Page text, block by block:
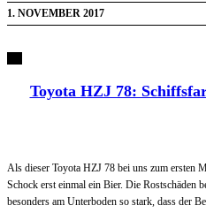
1. NOVEMBER 2017
Toyota HZJ 78:
Als dieser Toyota HZJ 78 bei uns zum ersten
Schock erst einmal ein Bier. Die Rostschäden
besonders am Unterboden so stark, dass der